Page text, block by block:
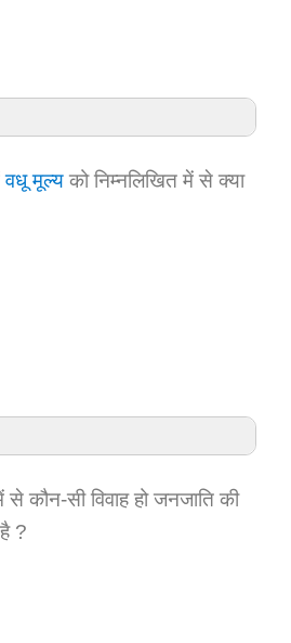
वधू मूल्य को निम्नलिखित में से क्या
कौन-सी विवाह हो जनजाति की
?